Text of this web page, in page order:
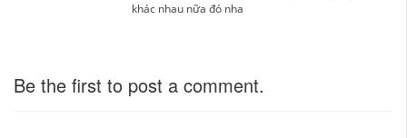
khác nhau nữa đó nha
Be the first to post a comment.